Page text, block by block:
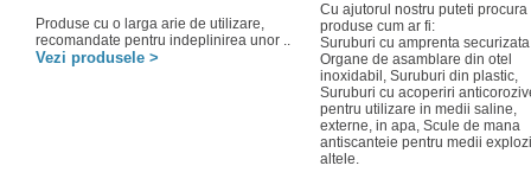
Produse cu o larga arie de utilizare,
recomandate pentru indeplinirea unor ..
Vezi produsele >
Cu ajutorul nostru puteti procura
produse cum ar fi:
Suruburi cu amprenta
Organe de asamblare din otel
inoxidabil, Suruburi din plastic,
Suruburi cu acoperiri
pentru utilizare in medii saline,
externe, in apa, Scule de mana
antiscanteie pentru medii
altele.